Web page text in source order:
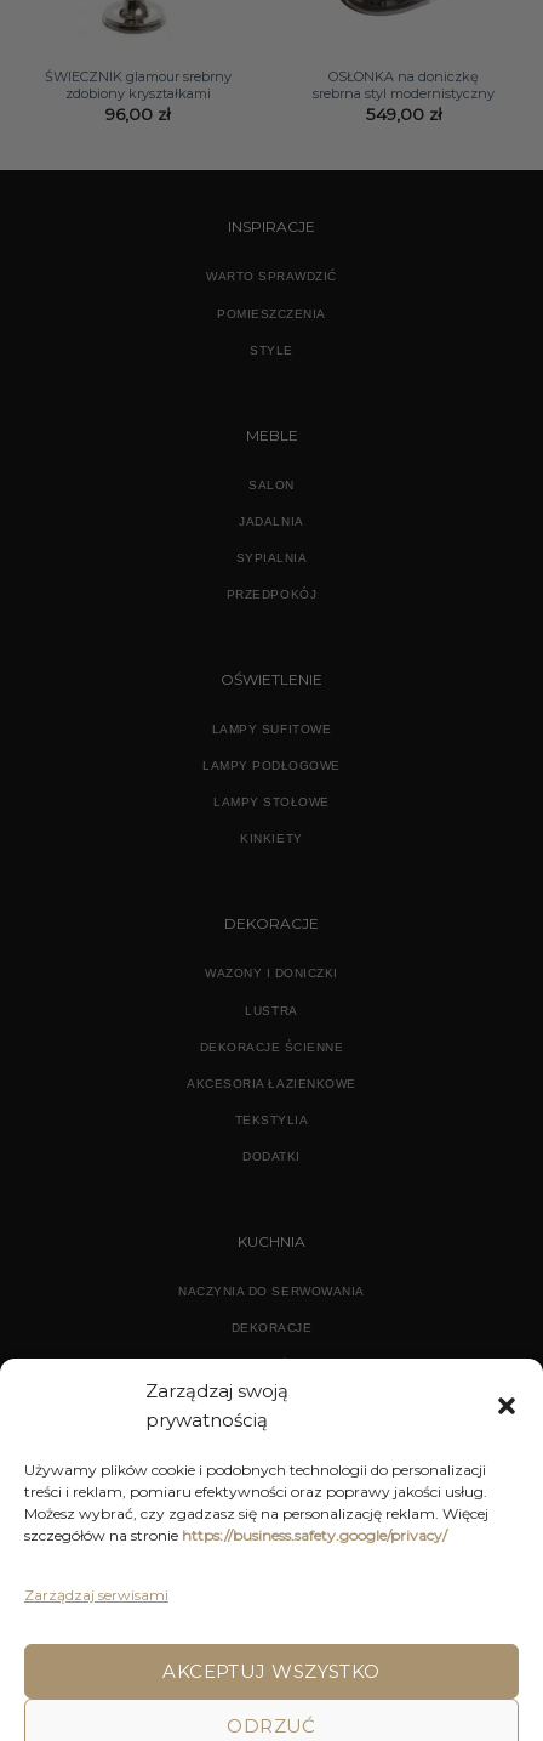
Zarządzaj swoją
prywatnością
Używamy plików cookie i podobnych technologii do personalizacji
treści i reklam, pomiaru efektywności oraz poprawy jakości usług.
Możesz wybrać, czy zgadzasz się na personalizację reklam. Więcej
szczegółów na stronie https://business.safety.google/privacy/
Zarządzaj serwisami
AKCEPTUJ WSZYSTKO
ODRZUĆ
ŚWIECZNIK glamour srebrny
zdobiony kryształkami
96,00 zł
OSŁONKA na doniczkę
srebrna styl modernistyczny
549,00 zł
INSPIRACJE
WARTO SPRAWDZIĆ
POMIESZCZENIA
STYLE
MEBLE
SALON
JADALNIA
SYPIALNIA
PRZEDPOKÓJ
OŚWIETLENIE
LAMPY SUFITOWE
LAMPY PODŁOGOWE
LAMPY STOŁOWE
KINKIETY
DEKORACJE
WAZONY I DONICZKI
LUSTRA
DEKORACJE ŚCIENNE
AKCESORIA ŁAZIENKOWE
TEKSTYLIA
DODATKI
KUCHNIA
NACZYNIA DO SERWOWANIA
DEKORACJE
DEKORACJE
KUCHNIA
POLITYKA PRYWATNOŚCI
REGULAMIN SKLEPU ON-LINE